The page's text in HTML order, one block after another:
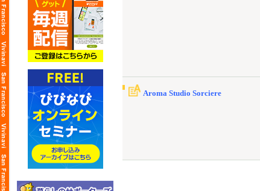
Aroma Studio Sorciere